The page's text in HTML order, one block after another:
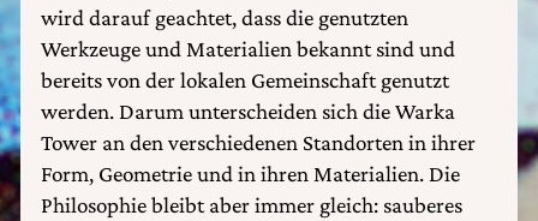
wird darauf geachtet, dass die genutzten
Werkzeuge und Materialien bekannt sind und
bereits von der lokalen Gemeinschaft genutzt
werden. Darum unterscheiden sich die Warka
Tower an den verschiedenen Standorten in ihrer
Form, Geometrie und in ihren Materialien. Die
Philosophie bleibt aber immer gleich: sauberes